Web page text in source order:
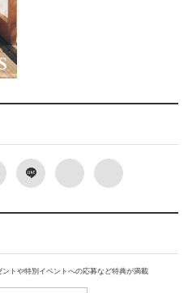
トや特別イベントへの応募など特典が満載